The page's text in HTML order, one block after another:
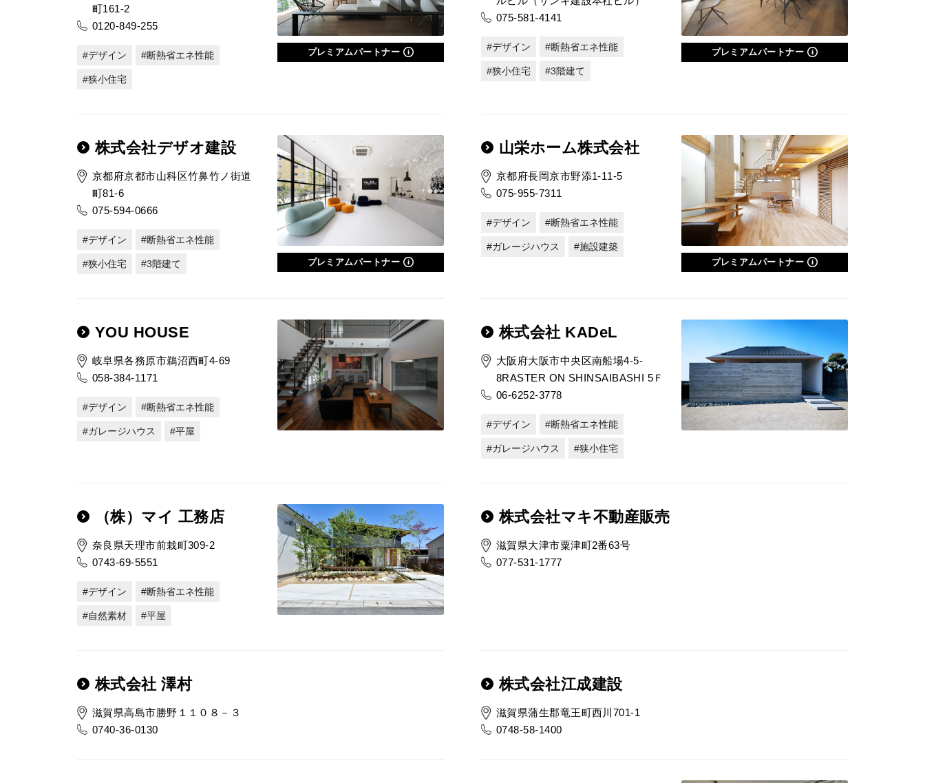
町161-2
0120-849-255
デザイン 断熱省エネ性能
狭小住宅
プレミアムパートナー
075-581-4141
デザイン 断熱省エネ性能
狭小住宅 3階建て
プレミアムパートナー
株式会社デザオ建設
京都府京都市山科区竹鼻竹ノ街道
町81-6
075-594-0666
デザイン 断熱省エネ性能
狭小住宅 3階建て プレミアムパートナー
山栄ホーム株式会社
京都府長岡京市野添1-11-5
075-955-7311
デザイン 断熱省エネ性能
ガレージハウス 施設建築
プレミアムパートナー
YOU HOUSE
岐阜県各務原市鵜沼西町4-69
058-384-1171
デザイン 断熱省エネ性能
ガレージハウス 平屋
株式会社 KADeL
大阪府大阪市中央区南船場4-5-
8RASTER ON SHINSAIBASHI 5Ｆ
06-6252-3778
デザイン 断熱省エネ性能
ガレージハウス 狭小住宅
（株）マイ 工務店
奈良県天理市前栽町309-2
0743-69-5551
デザイン 断熱省エネ性能
自然素材 平屋
株式会社マキ不動産販売
滋賀県大津市粟津町2番63号
077-531-1777
株式会社 澤村
滋賀県高島市勝野１１０８－３
0740-36-0130
株式会社江成建設
滋賀県蒲生郡竜王町西川701-1
0748-58-1400